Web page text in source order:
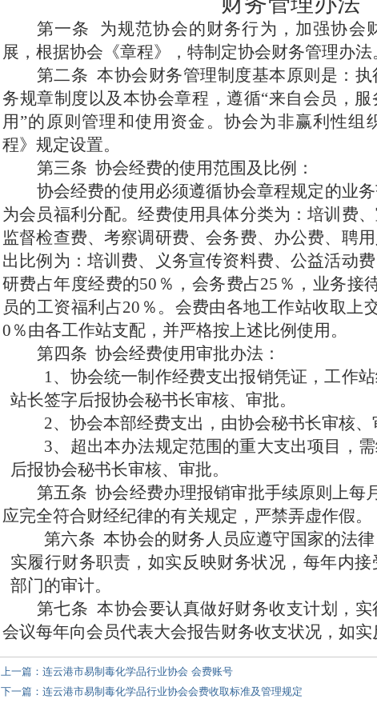
第一条
为规范协会的财务行为，加强协会
展，根据协会《章程》，特制定协会财务管理办法
第二条 本协会财务管理制度基本原则是：
务规章制度以及本协会章程，遵循“来自会员，
用”的原则管理和使用资金。协会为非赢利性组
程》规定设置。
第三条 协会经费的使用范围及比例：
协会经费的使用必须遵循协会章程规定的业
为会员福利分配。经费使用具体分类为：培训费
监督检查费、考察调研费、会务费、办公费、聘
出比例为：培训费、义务宣传资料费、公益活动
研费占年度经费的50 ％，会务费占25 ％，业务接
员的工资福利占20 ％。会费由各地工作站收取上
0 ％由各工作站支配，并严格按上述比例使用。
第四条 协会经费使用审批办法：
1、协会统一制作经费支出报销凭证，工作
站长签字后报协会秘书长审核、审批。
2、协会本部经费支出，由协会秘书长审核、
3、超出本办法规定范围的重大支出项目，
后报协会秘书长审核、审批。
第五条 协会经费办理报销审批手续原则上每月
应完全符合财经纪律的有关规定，严禁弄虚作假。
第六条 本协会的财务人员应遵守国家的法
实履行财务职责，如实反映财务状况，每年内
部门的审计。
第七条 本协会要认真做好财务收支计划，
会议每年向会员代表大会报告财务收支状况，如实
上一篇：连云港市易制毒化学品行业协会 会费账号
下一篇：连云港市易制毒化学品行业协会会费收取标准及管理规定